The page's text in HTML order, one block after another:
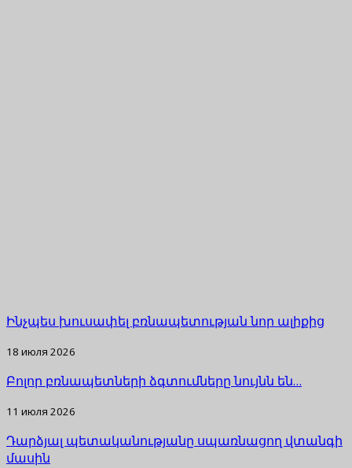
Ինչպես խուսափել բռնապետության նոր ալիքից
18 июля 2026
Բոլոր բռնապետների ձգտումները նույնն են…
11 июля 2026
Դարձյալ պետականությանը սպառնացող վտանգի
մասին